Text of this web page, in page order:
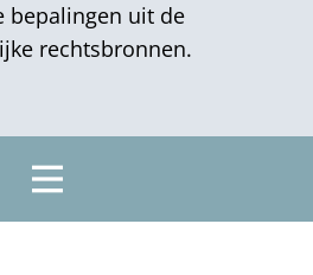
bepalingen uit de
rechtsbronnen.